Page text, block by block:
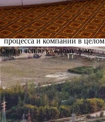
Свет и тепло каждому дому
Основной задачей СМК на
вспомогательные процессы.
результативности
мониторинг критериев
процесса и компании в